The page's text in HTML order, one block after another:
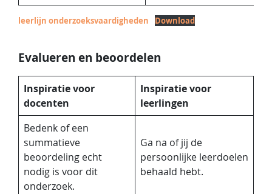
leerlijn onderzoeksvaardigheden Download
Evalueren en beoordelen
Inspiratie voor
docenten
Inspiratie voor
leerlingen
Bedenk of een
summatieve
beoordeling echt
nodig is voor dit
onderzoek.
Ga na of jij de
persoonlijke leerdoelen
behaald hebt.